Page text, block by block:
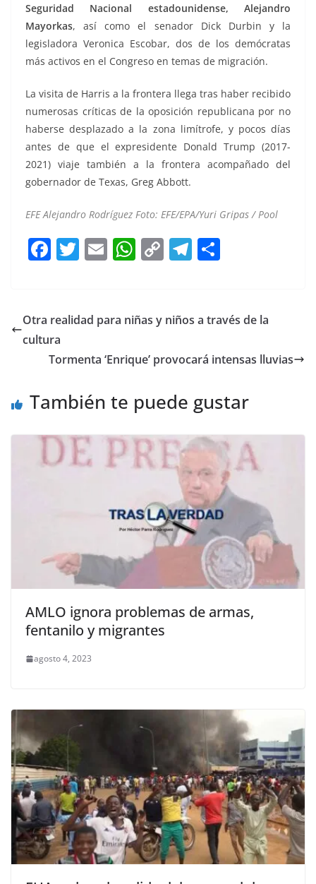
Seguridad Nacional estadounidense, Alejandro
Mayorkas, así como el senador Dick Durbin y la
legisladora Veronica Escobar, dos de los demócratas
más activos en el Congreso en temas de migración.
La visita de Harris a la frontera llega tras haber recibido
numerosas críticas de la oposición republicana por no
haberse desplazado a la zona limítrofe, y pocos días
antes de que el expresidente Donald Trump (2017-
2021) viaje también a la frontera acompañado del
gobernador de Texas, Greg Abbott.
EFE Alejandro Rodríguez Foto: EFE/EPA/Yuri Gripas / Pool
F
a
e
b
o
k
T
w
er
E
m
l
W
h
s
p
C
o
y
n
T
el
gr
m
e
Otra realidad para niñas y niños a través de la
cultura
Tormenta ‘Enrique’ provocará intensas lluvias
También te puede gustar
AMLO ignora problemas de armas,
fentanilo y migrantes
agosto 4, 2023